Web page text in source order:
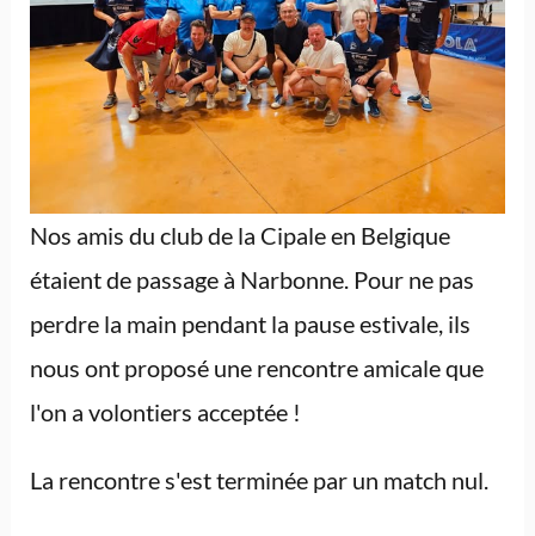
Nos amis du club de la Cipale en Belgique
étaient de passage à Narbonne. Pour ne pas
perdre la main pendant la pause estivale, ils
nous ont proposé une rencontre amicale que
l'on a volontiers acceptée !
La rencontre s'est terminée par un match nul.